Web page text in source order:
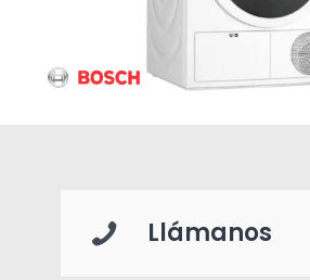
Llámanos